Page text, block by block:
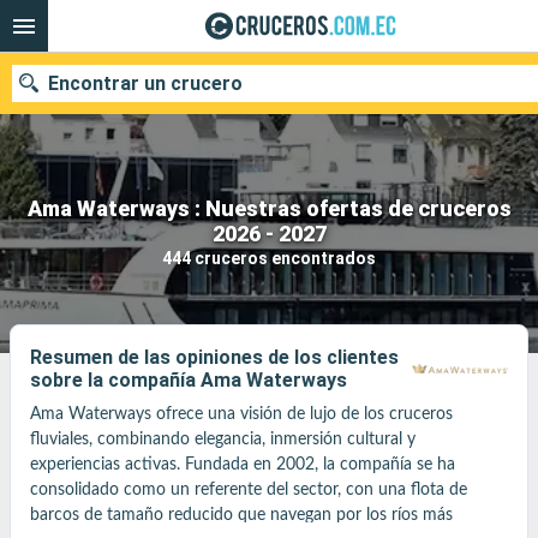
Ama Waterways : Nuestras ofertas de cruceros
2026 - 2027
444 cruceros encontrados
Encontrar un crucero
Nuestros destinos
Fecha de salida
Puertos Compañías
Buscar
Resumen de las opiniones de los clientes
sobre la compañía Ama Waterways
Ama Waterways ofrece una visión de lujo de los cruceros
fluviales, combinando elegancia, inmersión cultural y
experiencias activas. Fundada en 2002, la compañía se ha
consolidado como un referente del sector, con una flota de
barcos de tamaño reducido que navegan por los ríos más